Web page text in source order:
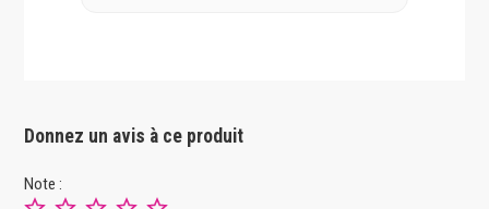
Donnez un avis à ce produit
Note :